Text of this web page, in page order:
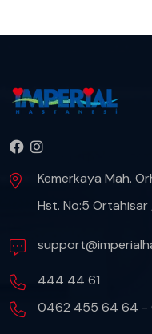
Kemerkaya Mah.
Hst. No:5 Ortahisar
444 44 61
0462 455 64 64 -